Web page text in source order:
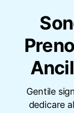
Gentile
dedicare